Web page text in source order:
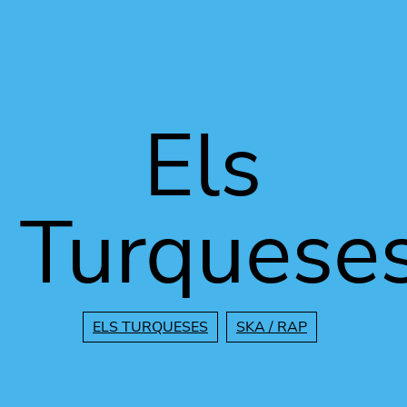
Els
ELS TURQUESES SKA / RAP